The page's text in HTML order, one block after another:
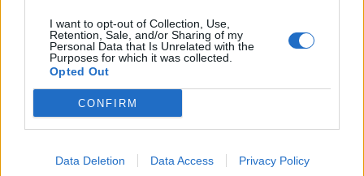
I want to opt-out of Collection, Use,
Retention, Sale, and/or Sharing of my
Personal Data that Is Unrelated with the
Purposes for which it was collected.
Opted Out
CONFIRM
Data Deletion Data Access Privacy Policy